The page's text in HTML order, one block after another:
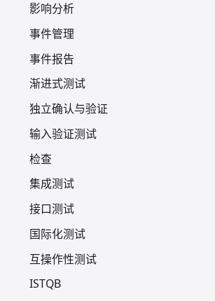
影响分析
事件管理
事件报告
渐进式测试
独立确认与验证
输入验证测试
检查
集成测试
接口测试
国际化测试
互操作性测试
ISTQB